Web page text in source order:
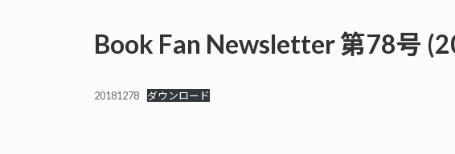
Book Fan Newsletter 第78号
20181278 ダウンロード